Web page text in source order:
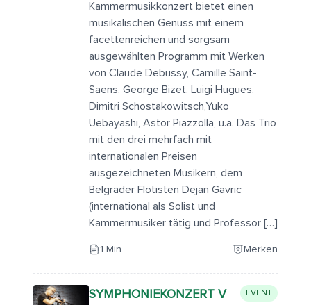
Kammermusikkonzert bietet einen
musikalischen Genuss mit einem
facettenreichen und sorgsam
ausgewählten Programm mit Werken
von Claude Debussy, Camille Saint-
Saens, George Bizet, Luigi Hugues,
Dimitri Schostakowitsch,Yuko
Uebayashi, Astor Piazzolla, u.a. Das Trio
mit den drei mehrfach mit
internationalen Preisen
ausgezeichneten Musikern, dem
Belgrader Flötisten Dejan Gavric
(international als Solist und
Kammermusiker tätig und Professor […]
1 Min Merken
SYMPHONIEKONZERT V EVENT